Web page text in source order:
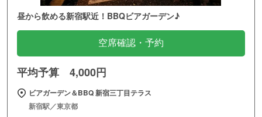
昼から飲める新宿駅近！BBQビアガーデン♪
空席確認・予約
平均予算 4,000円
ビアガーデン＆BBQ 新宿三丁目テラス
新宿駅／東京都